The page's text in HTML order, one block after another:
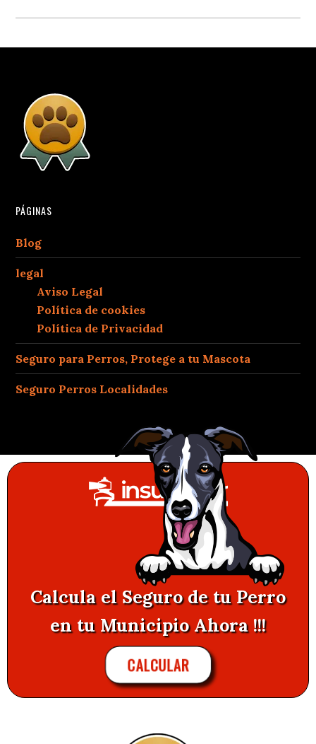
PÁGINAS
Blog
legal
Aviso Legal
Política de cookies
Política de Privacidad
Seguro para Perros, Protege a tu Mascota
Seguro Perros Localidades
Calcula el Seguro de tu Perro
en tu Municipio Ahora !!!
CALCULAR